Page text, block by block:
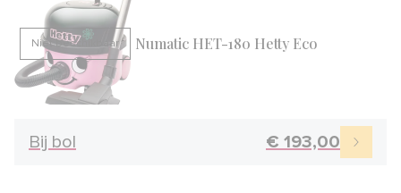
Niet beschikbaar Numatic HET-180 Hetty Eco
Bij bol € 193,00